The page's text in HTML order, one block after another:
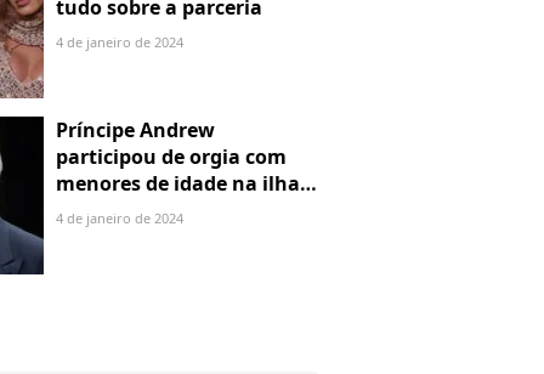
tudo sobre a parceria
4 de janeiro de 2024
Príncipe Andrew
participou de orgia com
menores de idade na ilha
de Jeffrey Epstein, chefe de
4 de janeiro de 2024